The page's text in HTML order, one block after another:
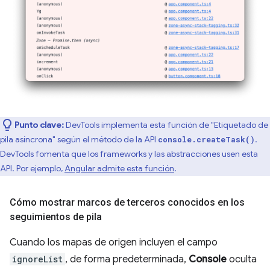
Punto clave:DevTools implementa esta función de "Etiquetado de
pila asíncrona" según el método de la API console.createTask().
DevTools fomenta que los frameworks y las abstracciones usen esta
API. Por ejemplo,Angular admite esta función.
Cómo mostrar marcos de terceros conocidos en los
seguimientos de pila
Cuando los mapas de origen incluyen el campo
ignoreList , de forma predeterminada, Console oculta